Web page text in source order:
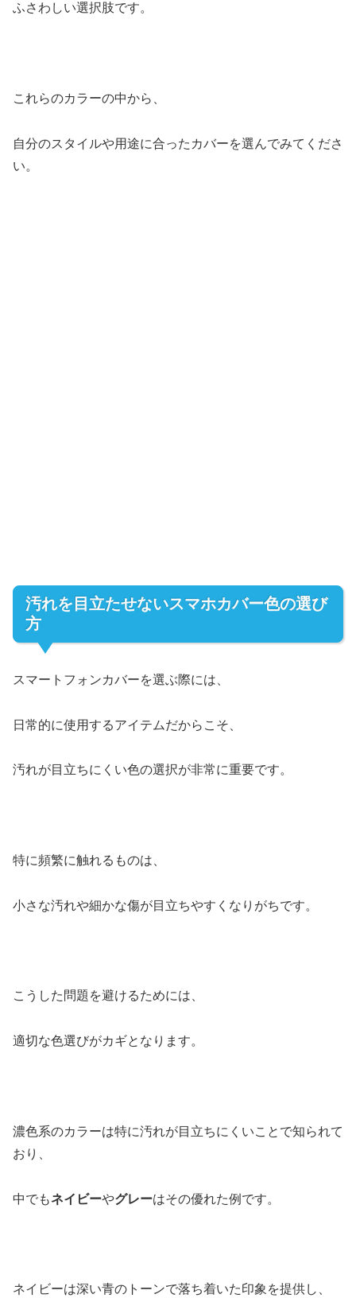
ふさわしい選択肢です。
これらのカラーの中から、
自分のスタイルや用途に合ったカバーを選んでみてくださ
い。
汚れを目立たせないスマホカバー色の選び
方
スマートフォンカバーを選ぶ際には、
日常的に使用するアイテムだからこそ、
汚れが目立ちにくい色の選択が非常に重要です。
特に頻繁に触れるものは、
小さな汚れや細かな傷が目立ちやすくなりがちです。
こうした問題を避けるためには、
適切な色選びがカギとなります。
濃色系のカラーは特に汚れが目立ちにくいことで知られて
おり、
中でもネイビーやグレーはその優れた例です。
ネイビーは深い青のトーンで落ち着いた印象を提供し、